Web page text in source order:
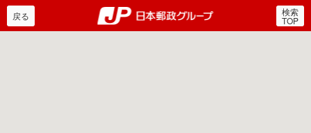
郵便局・日本郵政グルー
戻る 検索
TOP